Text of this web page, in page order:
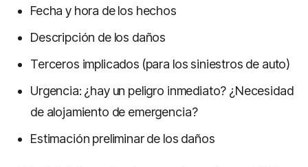
Fecha y hora de los hechos
Descripción de los daños
Terceros implicados (para los siniestros de auto)
Urgencia: ¿hay un peligro inmediato? ¿Necesidad
de alojamiento de emergencia?
Estimación preliminar de los daños